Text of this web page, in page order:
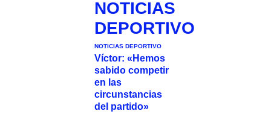
NOTICIAS
DEPORTIVO
NOTICIAS DEPORTIVO
Víctor: «Hemos
sabido competir
en las
circunstancias
del partido»